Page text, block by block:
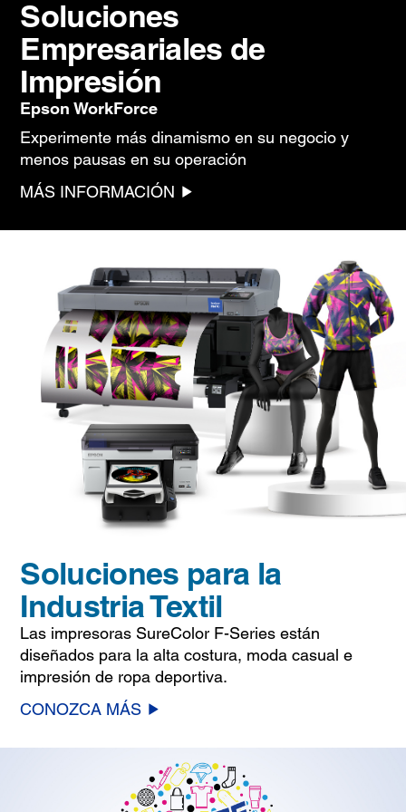
Soluciones
Empresariales de
Impresión
Epson WorkForce
Experimente más dinamismo en su negocio y
menos pausas en su operación
MÁS INFORMACIÓN
Soluciones para la
Industria Textil
Las impresoras SureColor F-Series están
diseñados para la alta costura, moda casual e
impresión de ropa deportiva.
CONOZCA MÁS